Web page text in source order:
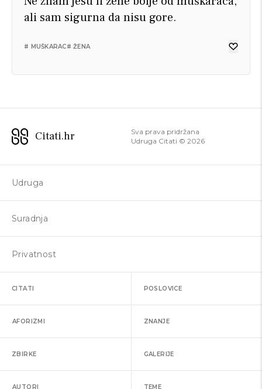
ali sam sigurna da nisu gore.
# MUŠKARAC# ŽENA
Citati.hr
Sva prava pridržana
Udruga Citati © 2026
Udruga
Suradnja
Privatnost
CITATI POSLOVICE
AFORIZMI ZNANJE
ZBIRKE GALERIJE
AUTORI TEME